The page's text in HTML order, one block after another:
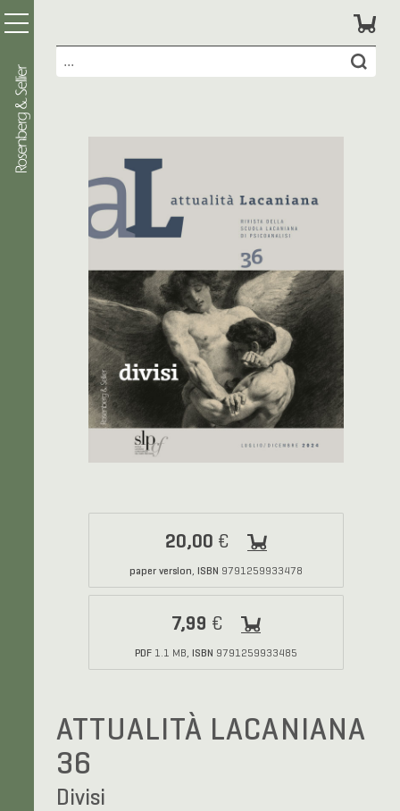
20,00 €
paper version, ISBN 9791259933478
7,99 €
PDF1.1 MB, ISBN 9791259933485
ATTUALITÀ LACANIANA
36
Divisi